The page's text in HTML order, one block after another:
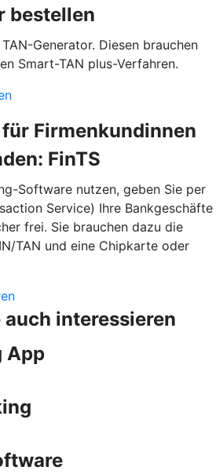
bestellen
Generator. Diesen brauchen
Smart-TAN plus-Verfahren.
Firmenkundinnen
FinTS
Software nutzen, geben Sie per
Service) Ihre Bankgeschäfte
frei. Sie brauchen dazu die
TAN und eine Chipkarte oder
auch interessieren
App